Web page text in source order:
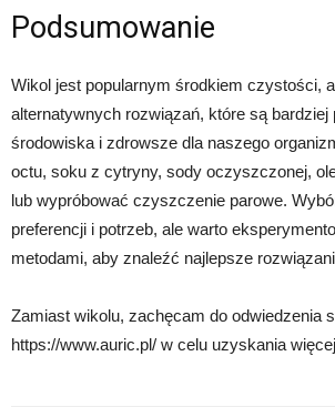
Podsumowanie
Wikol jest popularnym środkiem czystości,
alternatywnych rozwiązań, które są bardziej
środowiska i zdrowsze dla naszego
octu, soku z cytryny, sody oczyszczonej,
lub wypróbować czyszczenie parowe.
preferencji i potrzeb, ale warto
metodami, aby znaleźć najlepsze
Zamiast wikolu, zachęcam do odwiedzenia
https://www.auric.pl/ w celu uzyskania